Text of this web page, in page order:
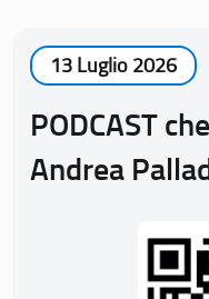
13 Luglio 2026
PODCAST
Andrea